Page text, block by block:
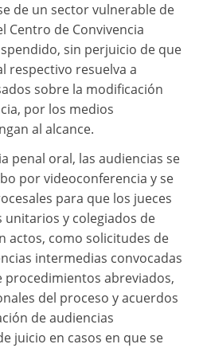
de un sector vulnerable de
Centro de Convivencia
sin perjuicio de que
respectivo resuelva a
sobre la modificación
por los medios
al alcance.
penal oral, las audiencias se
por videoconferencia y se
para que los jueces
y colegiados de
actos, como solicitudes de
intermedias convocadas
procedimientos abreviados,
del proceso y acuerdos
de audiencias
juicio en casos en que se